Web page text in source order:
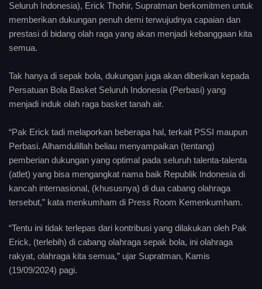
Seluruh Indonesia), Erick Thohir, Supratman berkomitmen untuk
memberikan dukungan penuh demi terwujudnya capaian dan
prestasi di bidang olah raga yang akan menjadi kebanggaan kita
semua.
Tak hanya di sepak bola, dukungan juga akan diberikan kepada
Persatuan Bola Basket Seluruh Indonesia (Perbasi) yang
menjadi induk olah raga basket tanah air.
“Pak Erick tadi melaporkan beberapa hal, terkait PSSI maupun
Perbasi. Alhamdulillah beliau menyampaikan (tentang)
pemberian dukungan yang optimal pada seluruh talenta-talenta
(atlet) yang bisa mengangkat nama baik Republik Indonesia di
kancah internasional, (khususnya) di dua cabang olahraga
tersebut,” kata menkumham di Press Room Kemenkumham.
“Tentu ini tidak terlepas dari kontribusi yang dilakukan oleh Pak
Erick, (terlebih) di cabang olahraga sepak bola, ini olahraga
rakyat, olahraga kita semua,” ujar Supratman, Kamis
(19/09/2024) pagi.